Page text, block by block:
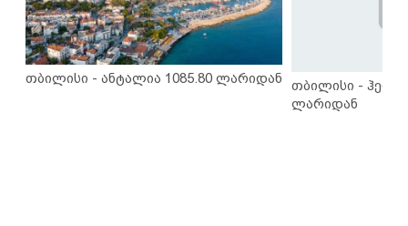
თბილისი - ანტალია 1085.80 ლარიდან
თბილისი -
ლარიდან